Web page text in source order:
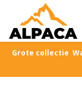
Grote collectie